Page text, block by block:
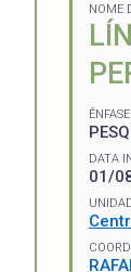
NOME
ÊNFASE
DATA
01/